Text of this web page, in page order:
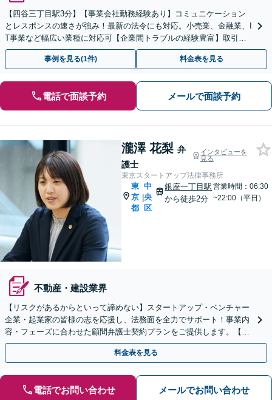
【四谷三丁目駅3分】【事業会社勤務経験あり】コミュニケーション
とレスポンスの速さが強み！最新の法令にも対応。小売業、金融業、I
T事業など幅広い業種に対応可【企業間トラブルの経験豊富】取引先
から提示された契約書のチェックなどもご相談を！
事例を見る(1件) 料金表を見る
電話で面談予約 メールで面談予約
瀧澤 花梨 弁
護士
インタビューを
見る
東京スタートアップ法律事務所
東
京
都
|
中
央
区
銀座一丁目駅
から徒歩2分
営業時間：06:30
~22:00（平日）
不動産・建設業界
【リスクがあるからといって諦めない】スタートアップ・ベンチャー
企業・起業家の皆様の志を応援し、法務面を全力でサポート！事業内
容・フェーズに合わせた顧問弁護士契約プランをご提供します。【顧
問契約／企業法務】
料金表を見る
電話でお問い合わせ メールでお問い合わせ